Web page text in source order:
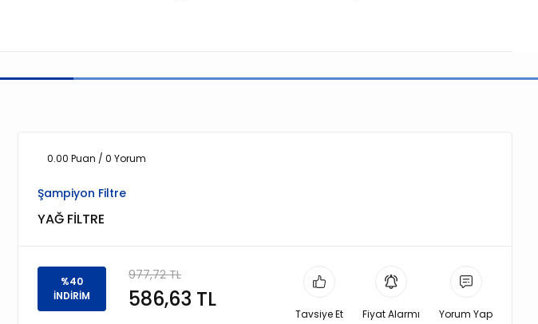
0.00 Puan / 0 Yorum
Şampiyon Filtre
YAĞ FİLTRE
%40
İNDİRİM
977,72 TL
586,63 TL
Tavsiye Et Fiyat Alarmı Yorum Yap